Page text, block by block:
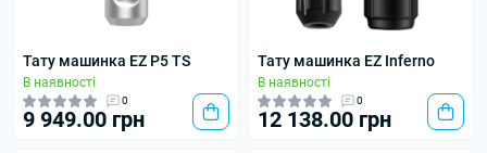
Тату машинка EZ P5 TS
В наявності
0
9 949.00 грн
Тату машинка EZ Inferno
В наявності
0
12 138.00 грн